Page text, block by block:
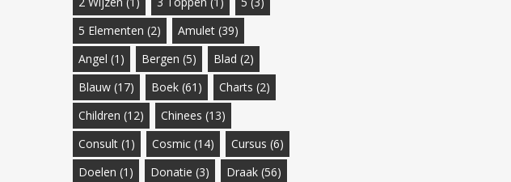
5 Elementen (2) Amulet (39)
Angel (1) Bergen (5) Blad (2)
Blauw (17) Boek (61) Charts (2)
Children (12) Chinees (13)
Consult (1) Cosmic (14) Cursus (6)
Doelen (1) Donatie (3) Draak (56)